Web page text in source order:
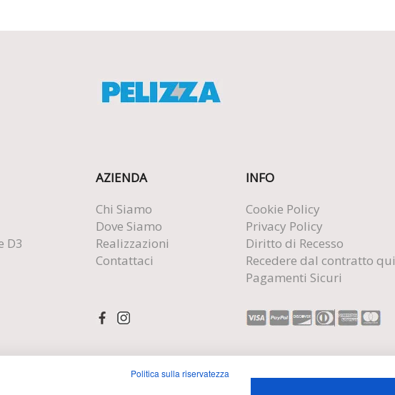
D3
AZIENDA
Chi Siamo
Dove Siamo
Realizzazioni
Contattaci
INFO
Cookie Policy
Privacy Policy
Diritto di Recesso
Recedere dal contratto qui
Pagamenti Sicuri
Politica sulla riservatezza